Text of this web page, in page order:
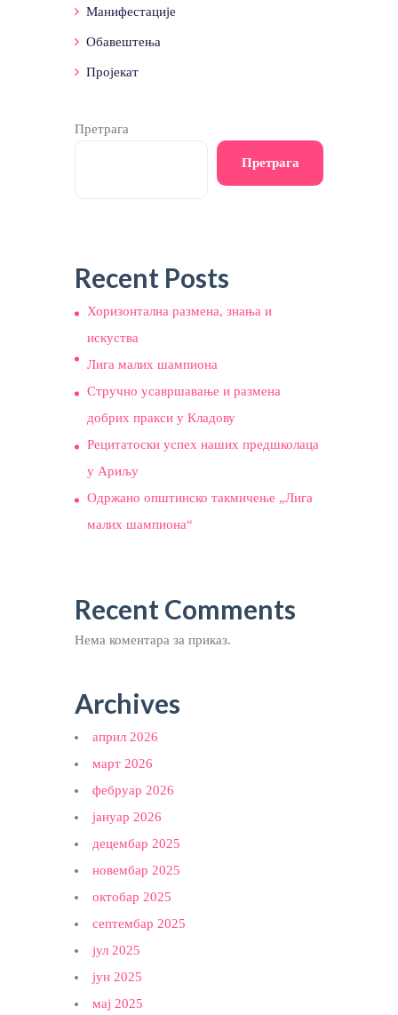
Манифестације
Обавештења
Пројекат
Претрага
Претрага
Recent Posts
Хоризонтална размена, знања и
искуства
Лига малих шампиона
Стручно усавршавање и размена
добрих пракси у Кладову
Рецитатоски успех наших предшколаца
у Ариљу
Одржано општинско такмичење „Лига
малих шампиона“
Recent Comments
Нема коментара за приказ.
Archives
април 2026
март 2026
фебруар 2026
јануар 2026
децембар 2025
новембар 2025
октобар 2025
септембар 2025
јул 2025
јун 2025
мај 2025